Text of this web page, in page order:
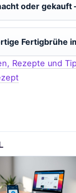
oder gekauft
Fertigbrühe
Rezepte und